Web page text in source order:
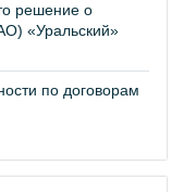
решение о
«Уральский»
по договорам